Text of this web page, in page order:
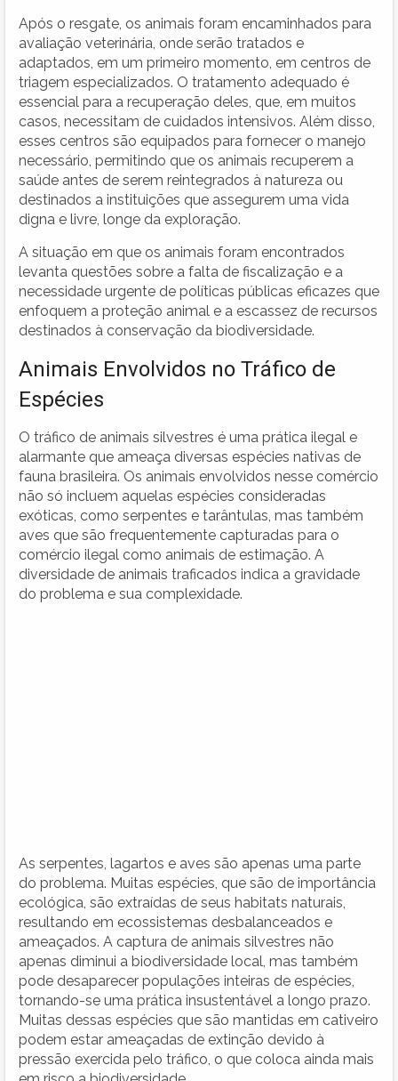
Após o resgate, os animais foram encaminhados para
avaliação veterinária, onde serão tratados e
adaptados, em um primeiro momento, em centros de
triagem especializados. O tratamento adequado é
essencial para a recuperação deles, que, em muitos
casos, necessitam de cuidados intensivos. Além disso,
esses centros são equipados para fornecer o manejo
necessário, permitindo que os animais recuperem a
saúde antes de serem reintegrados à natureza ou
destinados a instituições que assegurem uma vida
digna e livre, longe da exploração.
A situação em que os animais foram encontrados
levanta questões sobre a falta de fiscalização e a
necessidade urgente de políticas públicas eficazes que
enfoquem a proteção animal e a escassez de recursos
destinados à conservação da biodiversidade.
Animais Envolvidos no Tráfico de
Espécies
O tráfico de animais silvestres é uma prática ilegal e
alarmante que ameaça diversas espécies nativas de
fauna brasileira. Os animais envolvidos nesse comércio
não só incluem aquelas espécies consideradas
exóticas, como serpentes e tarântulas, mas também
aves que são frequentemente capturadas para o
comércio ilegal como animais de estimação. A
diversidade de animais traficados indica a gravidade
do problema e sua complexidade.
As serpentes, lagartos e aves são apenas uma parte
do problema. Muitas espécies, que são de importância
ecológica, são extraídas de seus habitats naturais,
resultando em ecossistemas desbalanceados e
ameaçados. A captura de animais silvestres não
apenas diminui a biodiversidade local, mas também
pode desaparecer populações inteiras de espécies,
tornando-se uma prática insustentável a longo prazo.
Muitas dessas espécies que são mantidas em cativeiro
podem estar ameaçadas de extinção devido à
pressão exercida pelo tráfico, o que coloca ainda mais